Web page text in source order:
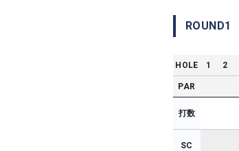
ROUND1
HOLE 1 2
PAR
打数
SC